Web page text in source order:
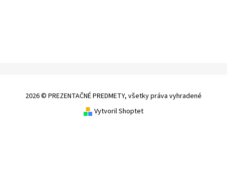
2026 © PREZENTAČNÉ PREDMETY, všetky práva vyhradené
Vytvoril Shoptet